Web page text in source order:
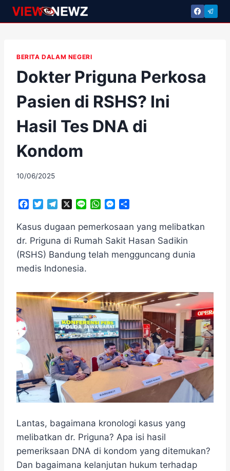
Skip
to
BERITA DALAM NEGERI
Dokter Priguna Perkosa
Pasien di RSHS? Ini
Hasil Tes DNA di
Kondom
By
10/06/2025
c
e
b
o
o
i
t
e
r
l
e
g
r
a
n
W
a
s
A
M
s
s
e
n
a
r
e
Kasus dugaan pemerkosaan yang melibatkan
dr. Priguna di Rumah Sakit Hasan Sadikin
(RSHS) Bandung telah mengguncang dunia
medis Indonesia.
Lantas, bagaimana kronologi kasus yang
melibatkan dr. Priguna? Apa isi hasil
pemeriksaan DNA di kondom yang ditemukan?
Dan bagaimana kelanjutan hukum terhadap